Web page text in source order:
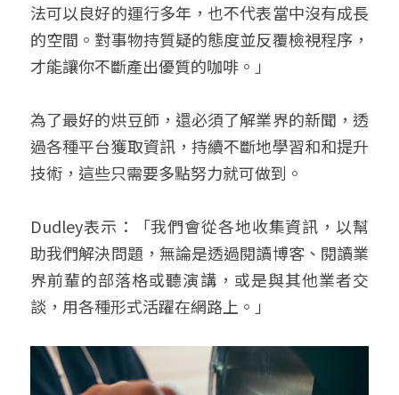
法可以良好的運行多年，也不代表當中沒有成長
的空間。對事物持質疑的態度並反覆檢視程序，
才能讓你不斷產出優質的咖啡。」
為了最好的烘豆師，還必須了解業界的新聞，透
過各種平台獲取資訊，持續不斷地學習和和提升
技術，這些只需要多點努力就可做到。
Dudley表示：「我們會從各地收集資訊，以幫
助我們解決問題，無論是透過閱讀博客、閱讀業
界前輩的部落格或聽演講，或是與其他業者交
談，用各種形式活躍在網路上。」